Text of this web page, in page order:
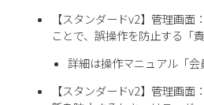
【スタンダードv2】管理画
ことで、誤操作を防止する「
詳細は操作マニュアル「会
【スタンダードv2】管理画